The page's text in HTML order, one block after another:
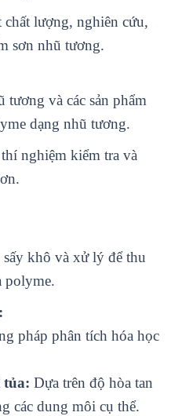
lượng, nghiên cứu,
sơn nhũ tương.
và các sản phẩm
dạng nhũ tương.
nghiệm kiểm tra và
khô và xử lý để thu
polyme.
pháp phân tích hóa học
tủa: Dựa trên độ hòa tan
các dung môi cụ thể.